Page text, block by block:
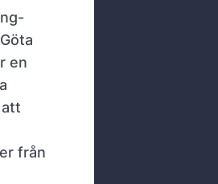
en
från